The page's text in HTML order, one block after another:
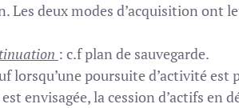
Les deux modes d’acquisition ont
: c.f plan de sauvegarde.
lorsqu’une poursuite d’activité est
envisagée, la cession d’actifs en